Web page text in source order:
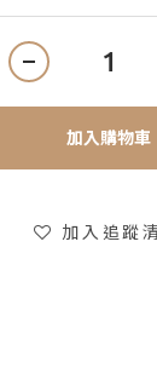
加入購物車
加入追蹤